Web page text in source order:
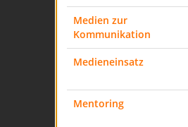
Medien zur
Kommunikation
Medieneinsatz
Mentoring